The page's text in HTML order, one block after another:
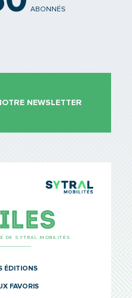
ABONNÉS
NEWSLETTER
DE SYTRAL MOBILITÉS
ÉDITIONS
FAVORIS